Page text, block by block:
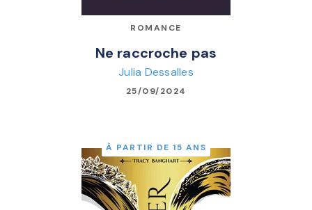
ROMANCE
Ne raccroche pas
Julia Dessalles
25/09/2024
À PARTIR DE 15 ANS